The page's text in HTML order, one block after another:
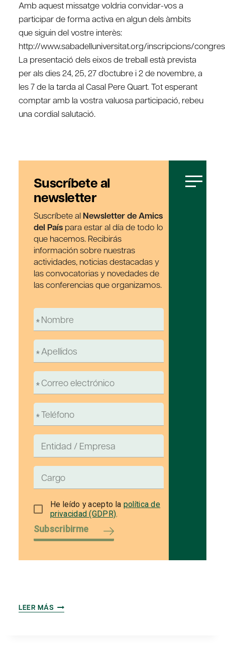
Amb aquest missatge voldria convidar-vos a
participar de forma activa en algun dels àmbits
que siguin del vostre interès:
http://www.sabadelluniversitat.org/inscripcions/
La presentació dels eixos de treball està prevista
per als dies 24, 25, 27 d’octubre i 2 de novembre, a
les 7 de la tarda al Casal Pere Quart. Tot esperant
comptar amb la vostra valuosa participació, rebeu
una cordial salutació.
Suscríbete al
newsletter
Suscríbete al Newsletter de Amics
del País para estar al día de todo lo
que hacemos. Recibirás
información sobre nuestras
actividades, noticias destacadas y
las convocatorias y novedades de
las conferencias que organizamos.
He leído y acepto la política de
privacidad (GDPR).
Subscribirme
LEER MÁS CONGRÉS